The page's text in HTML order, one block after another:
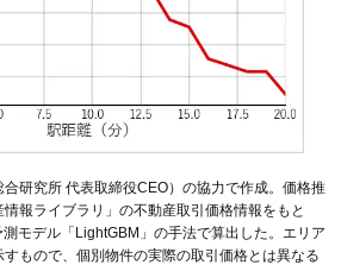
研究所 代表取締役CEO）の協力で作成。価格推
情報ライブラリ 」の不動産取引価格情報をもと
モデル「LightGBM」の手法で算出した。エリア
もので、個別物件の実際の取引価格とは異なる